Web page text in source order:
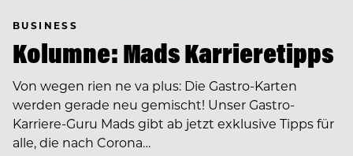
BUSINESS
Kolumne: Mads Karrieretipps
Von wegen rien ne va plus: Die Gastro-Karten
werden gerade neu gemischt! Unser Gastro-
Karriere-Guru Mads gibt ab jetzt exklusive Tipps für
alle, die nach Corona…